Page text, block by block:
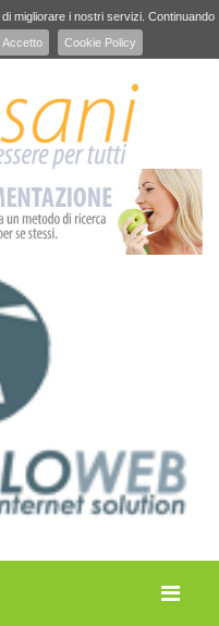
migliorare i nostri servizi. Continuando
Accetto Cookie Policy